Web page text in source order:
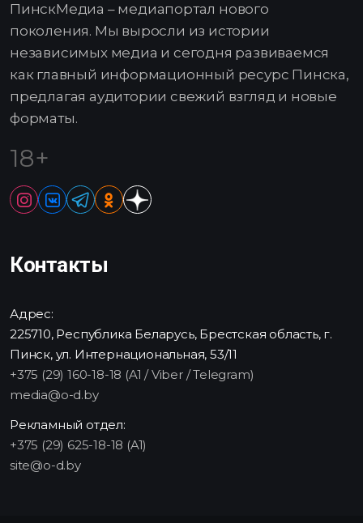
ПинскМедиа – медиапортал нового
поколения. Мы выросли из истории
независимых медиа и сегодня развиваемся
как главный информационный ресурс Пинска,
предлагая аудитории свежий взгляд и новые
форматы.
18+
Контакты
Адрес:
225710, Республика Беларусь, Брестская область, г.
Пинск, ул. Интернациональная, 53/11
+375 (29) 160-18-18 (A1 / Viber / Telegram)
media@o-d.by
Рекламный отдел:
+375 (29) 625-18-18 (A1)
site@o-d.by